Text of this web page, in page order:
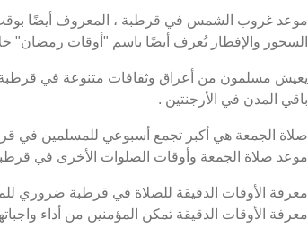
السحور والإفطار تُعرف أيضًا باسم "أوقات رمضان"
يعيش مسلمون من أعراق وثقافات متنوعة في
باقي المدن في الأرجنتين .
صلاة الجمعة هي أكبر تجمع أسبوعي للمسلمين في
موعد صلاة الجمعة وأوقات الصلوات الأخرى في
معرفة الأوقات الدقيقة للصلاة في قرطبة ضروري
معرفة الأوقات الدقيقة تمكن المؤمنين من أداء